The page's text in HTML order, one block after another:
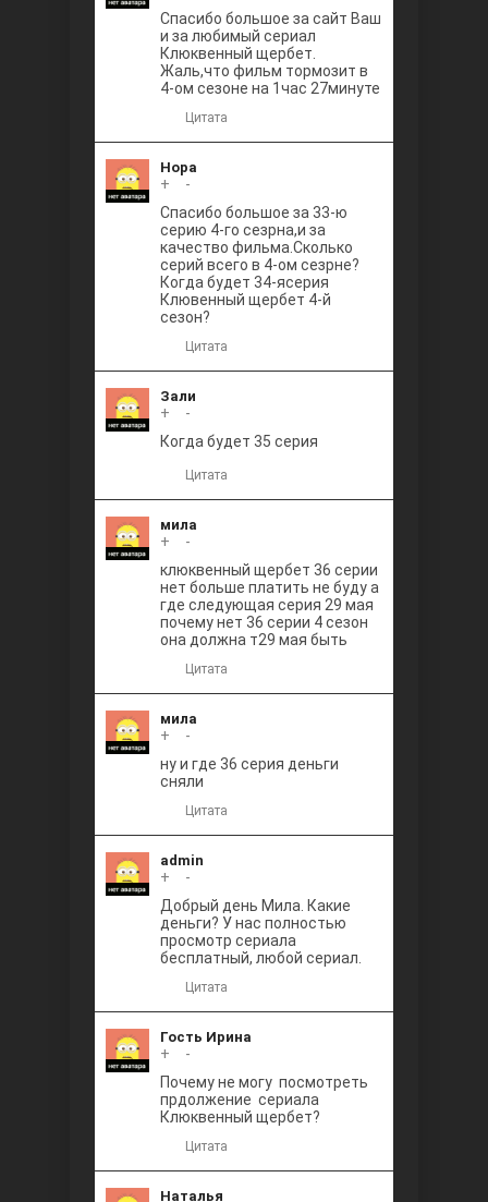
Спасибо большое за сайт Ваш
и за любимый сериал
Клюквенный щербет.
Жаль,что фильм тормозит в
4-ом сезоне на 1час 27минуте
Цитата
Нора
+
-
Спасибо большое за 33-ю
серию 4-го сезрна,и за
качество фильма.Сколько
серий всего в 4-ом сезрне?
Когда будет 34-ясерия
Клювенный щербет 4-й
сезон?
Цитата
Зали
+
-
Когда будет 35 серия
Цитата
мила
+
-
клюквенный щербет 36 серии
нет больше платить не буду а
где следующая серия 29 мая
почему нет 36 серии 4 сезон
она должна т29 мая быть
Цитата
мила
+
-
ну и где 36 серия деньги
сняли
Цитата
admin
+
-
Добрый день Мила. Какие
деньги? У нас полностью
просмотр сериала
бесплатный, любой сериал.
Цитата
Гость Ирина
+
-
Почему не могу посмотреть
прдолжение сериала
Клюквенный щербет?
Цитата
Наталья